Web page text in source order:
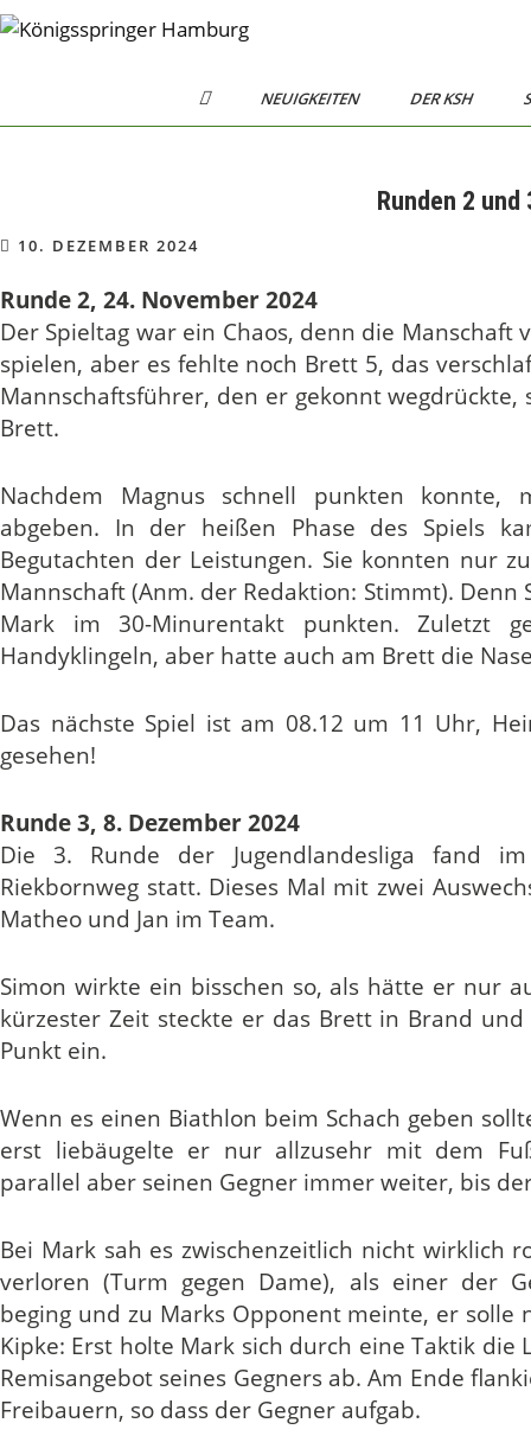
Skip
H
O
NEUIGKEITEN DER KSH
Runden 2
10. DEZEMBER 2024
Runde 2, 24. November 2024
Der Spieltag war ein Chaos, denn die Manschaft
spielen, aber es fehlte noch Brett 5, das
Mannschaftsführer, den er gekonnt
Brett.
Nachdem Magnus schnell punkten konnte,
abgeben. In der heißen Phase des Spiels
Begutachten der Leistungen. Sie konnten nur
Mannschaft (Anm. der Redaktion: Stimmt). Denn
Mark im 30-Minurentakt punkten. Zuletzt
Handyklingeln, aber hatte auch am Brett die
Das nächste Spiel ist am 08.12 um 11 Uhr,
gesehen!
Runde 3, 8. Dezember 2024
Die 3. Runde der Jugendlandesliga fand
Riekbornweg statt. Dieses Mal mit zwei
Matheo und Jan im Team.
Simon wirkte ein bisschen so, als hätte er nur
kürzester Zeit steckte er das Brett in Brand
Punkt ein.
Wenn es einen Biathlon beim Schach geben
erst liebäugelte er nur allzusehr mit dem
parallel aber seinen Gegner immer weiter, bis
Bei Mark sah es zwischenzeitlich nicht wirklich
verloren (Turm gegen Dame), als einer der
beging und zu Marks Opponent meinte, er
Kipke: Erst holte Mark sich durch eine Taktik
Remisangebot seines Gegners ab. Am Ende
Freibauern, so dass der Gegner aufgab.